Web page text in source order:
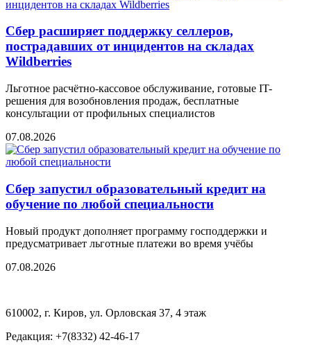
Сбер расширяет поддержку селлеров,
пострадавших от инцидентов на складах
Wildberries
Льготное расчётно-кассовое обслуживание, готовые IT-
решения для возобновления продаж, бесплатные
консультации от профильных специалистов
07.08.2026
Сбер запустил образовательный кредит на
обучение по любой специальности
Новый продукт дополняет программу господдержки и
предусматривает льготные платежи во время учёбы
07.08.2026
610002, г. Киров, ул. Орловская 37, 4 этаж
Редакция: +7(8332) 42-46-17